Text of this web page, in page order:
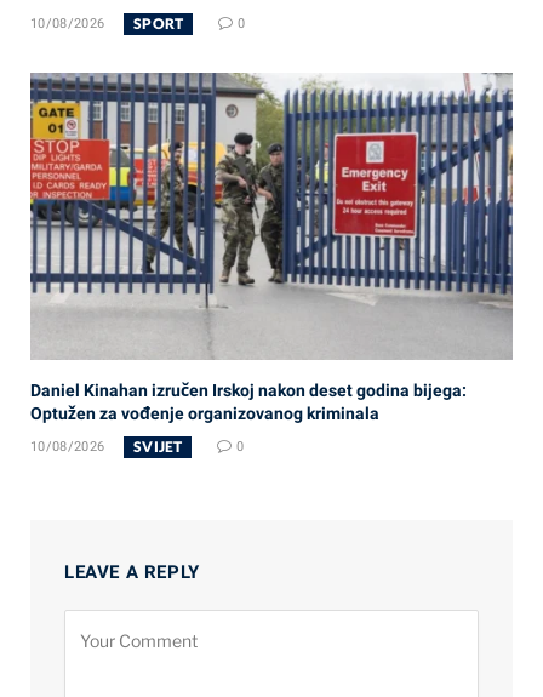
10/08/2026 SPORT 0
Daniel Kinahan izručen Irskoj nakon deset godina bijega:
Optužen za vođenje organizovanog kriminala
10/08/2026 SVIJET 0
LEAVE A REPLY